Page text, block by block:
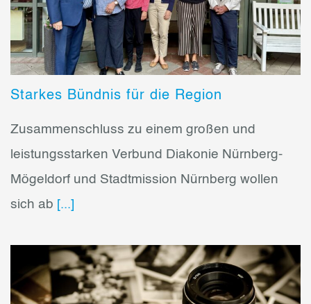
Starkes Bündnis für die Region
Zusammenschluss zu einem großen und
leistungsstarken Verbund Diakonie Nürnberg-
Mögeldorf und Stadtmission Nürnberg wollen
sich ab [...]